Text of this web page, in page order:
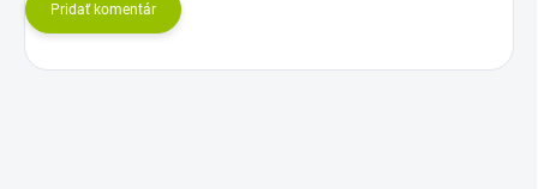
Pridať komentár